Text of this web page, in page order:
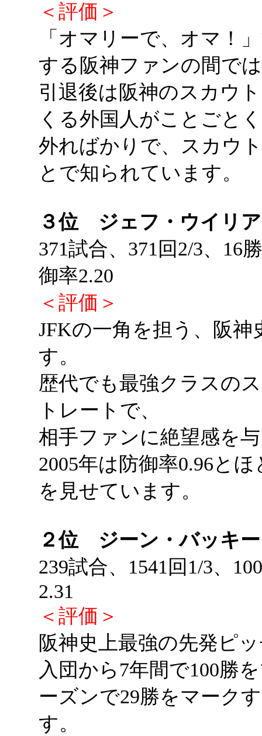
＜評価＞
「オマリーで、オマ！
する阪神ファンの間で
引退後は阪神のスカウ
くる外国人がことごとく
外ればかりで、スカウ
とで知られています。
３位 ジェフ・ウイリ
371試合、371回2/3、16
御率2.20
＜評価＞
JFKの一角を担う、阪
す。
歴代でも最強クラスの
トレートで、
相手ファンに絶望感を
2005年は防御率0.96と
を見せています。
２位 ジーン・バッキー
239試合、1541回1/3、
2.31
＜評価＞
阪神史上最強の先発ピ
入団から7年間で100勝
ーズンで29勝をマーク
す。